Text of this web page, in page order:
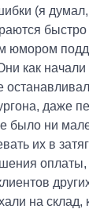
(я думал,
быстро
юмором
как начали
даже
было ни
их в
оплаты,
на склад,